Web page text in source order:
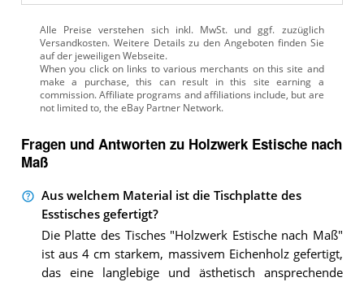
Alle Preise verstehen sich inkl. MwSt. und ggf. zuzüglich
Versandkosten. Weitere Details zu den Angeboten finden Sie
auf der jeweiligen Webseite.
Fragen und Antworten zu Holzwerk Estische nach
Maß
Aus welchem Material ist die Tischplatte des
Esstisches gefertigt?
Die Platte des Tisches "Holzwerk Estische nach Maß"
ist aus 4 cm starkem, massivem Eichenholz gefertigt,
das eine langlebige und ästhetisch ansprechende